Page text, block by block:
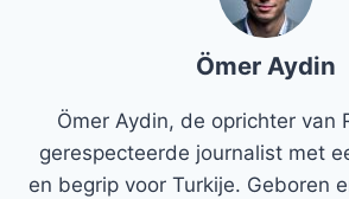
Ömer Aydin
Ömer Aydin, de oprichter van
gerespecteerde journalist met
en begrip voor Turkije. Geboren